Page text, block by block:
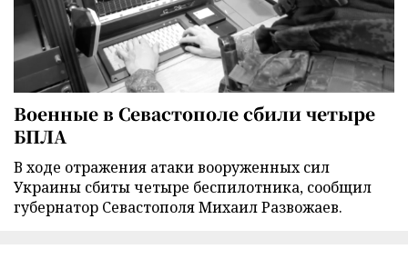
Военные в Севастополе сбили четыре
БПЛА
В ходе отражения атаки вооруженных сил
Украины сбиты четыре беспилотника, сообщил
губернатор Севастополя Михаил Развожаев.